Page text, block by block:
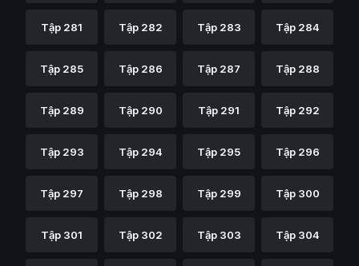
Tập 281 Tập 282 Tập 283 Tập 284
Tập 285 Tập 286 Tập 287 Tập 288
Tập 289 Tập 290 Tập 291 Tập 292
Tập 293 Tập 294 Tập 295 Tập 296
Tập 297 Tập 298 Tập 299 Tập 300
Tập 301 Tập 302 Tập 303 Tập 304